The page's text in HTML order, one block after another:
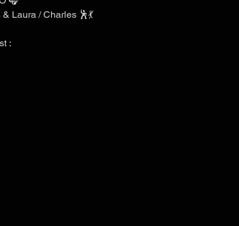
Laura / Charles 🕺💃
: